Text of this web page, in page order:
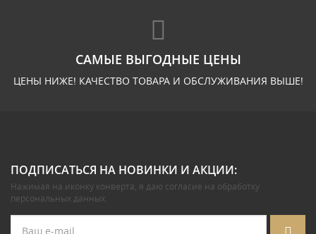
САМЫЕ ВЫГОДНЫЕ ЦЕНЫ
ЦЕНЫ НИЖЕ! КАЧЕСТВО ТОВАРА И ОБСЛУЖИВАНИЯ ВЫШЕ!
ПОДПИСАТЬСЯ НА НОВИНКИ И АКЦИИ:
Нажимая на иконку конверта, я даю согласие на обработку
персональных данных.